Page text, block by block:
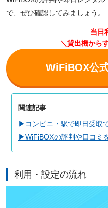
で、ぜひ確認してみましょう。
当日
＼貸出機から
WiFiBOX公
関連記事
▶コンビニ・駅で即日受取
▶WiFiBOXの評判や口コミ
利用・設定の流れ